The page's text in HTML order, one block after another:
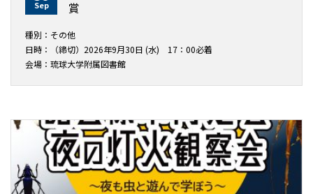
Sep
賞
種別：その他
日時：（締切）2026年9月30日 (水) 17：00必着
会場：琉球大学附属図書館